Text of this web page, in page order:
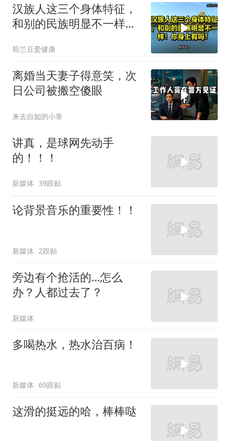
汉族人这三个身体特征，
和别的民族明显不一样！
荷兰豆爱健康
离婚当天妻子得意笑，次
日公司被搬空傻眼
来去自如的小章
讲真，是球网先动手
的！！！
新媒体 39跟贴
论背景音乐的重要性！！
新媒体 2跟贴
旁边有个抢活的…怎么
办？人都过去了？
新媒体
多喝热水，热水治百病！
新媒体 69跟贴
这滑的挺远的哈，棒棒哒